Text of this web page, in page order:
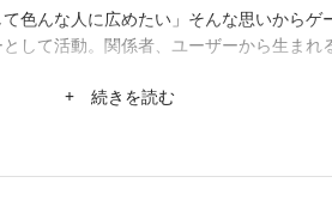
色んな人に広めたい」そんな思いからゲ
して活動。関係者、ユーザーから生まれ
+ 続きを読む